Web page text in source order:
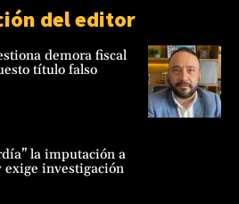
del editor
demora fiscal
título falso
la imputación a
exige investigación